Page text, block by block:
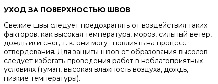
УХОД ЗА ПОВЕРХНОСТЬЮ ШВОВ
Свежие швы следует предохранять от воздействия таких
факторов, как высокая температура, мороз, сильный ветер,
дождь или снег, т. к. они могут повлиять на процесс
отвердевания. Для защиты швов от образования высолов
следует избегать проведения работ в неблагоприятных
условиях (туман, высокая влажность воздуха, дождь,
низкие температуры).